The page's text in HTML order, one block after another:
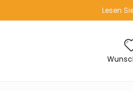
Lesen